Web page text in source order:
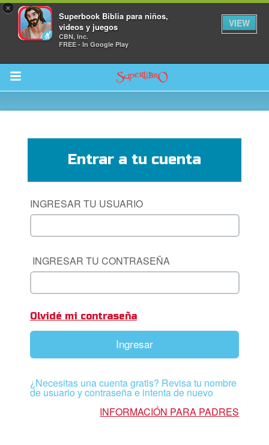
×
Superbook Biblia para niños,
videos y juegos
CBN, Inc.
FREE - In Google Play
VIEW
Return to Content
Superbook USA
Entrar a tu cuenta
INGRESAR TU USUARIO
INGRESAR TU CONTRASEÑA
Olvidé mi contraseña
Ingresar
¿Necesitas una cuenta gratis? Revisa tu nombre
de usuario y contraseña e intenta de nuevo
INFORMACIÓN PARA PADRES